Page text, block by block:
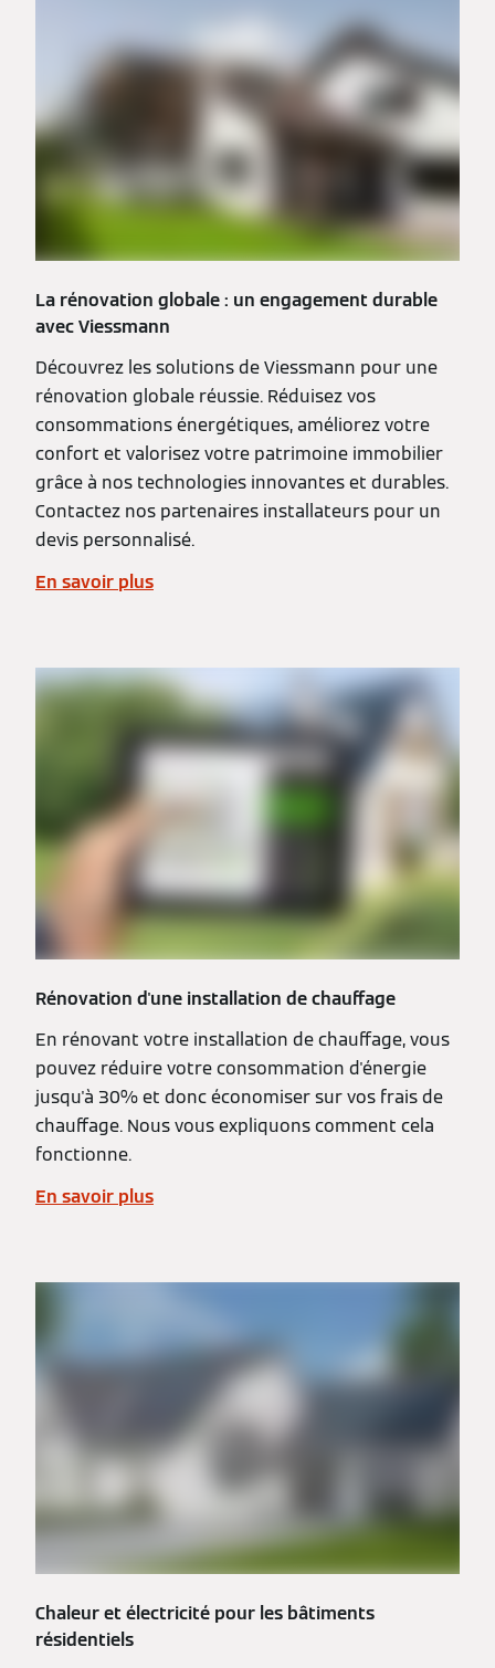
La rénovation globale : un engagement durable
avec Viessmann
Découvrez les solutions de Viessmann pour une
rénovation globale réussie. Réduisez vos
consommations énergétiques, améliorez votre
confort et valorisez votre patrimoine immobilier
grâce à nos technologies innovantes et durables.
Contactez nos partenaires installateurs pour un
devis personnalisé.
En savoir plus
Rénovation d'une installation de chauffage
En rénovant votre installation de chauffage, vous
pouvez réduire votre consommation d'énergie
jusqu'à 30% et donc économiser sur vos frais de
chauffage. Nous vous expliquons comment cela
fonctionne.
En savoir plus
Chaleur et électricité pour les bâtiments
résidentiels